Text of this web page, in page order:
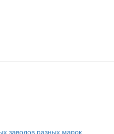
заводов разных марок